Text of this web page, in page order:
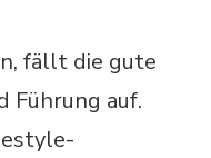
fällt die gute
Führung auf.